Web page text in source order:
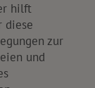
hilft
diese
zur
und